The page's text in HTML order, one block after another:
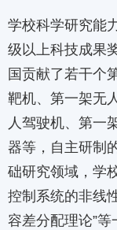
学校科学研究能
级以上科技成果
国贡献了若干个
靶机、第一架无
人驾驶机、第一
器等，自主研制
础研究领域，学
控制系统的非线
容差分配理论”